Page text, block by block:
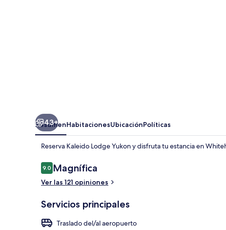
43+
ResumenHabitacionesUbicaciónPolíticas
Reserva Kaleido Lodge Yukon y disfruta tu estancia en
Opiniones
9.09.0 de 10,
Magnífica
Ver las 121 opiniones
Servicios principales
Traslado del/al aeropuerto